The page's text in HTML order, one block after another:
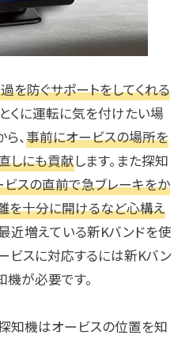
防ぐサポートをしてくれる
くに運転に気を付けたい場
、事前にオービスの場所を
しにも貢献します。また探知
ビスの直前で急ブレーキをか
を十分に開けるなど心構え
近増えている新Kバンドを使
ビスに対応するには新Kバン
が必要です。
知機はオービスの位置を知